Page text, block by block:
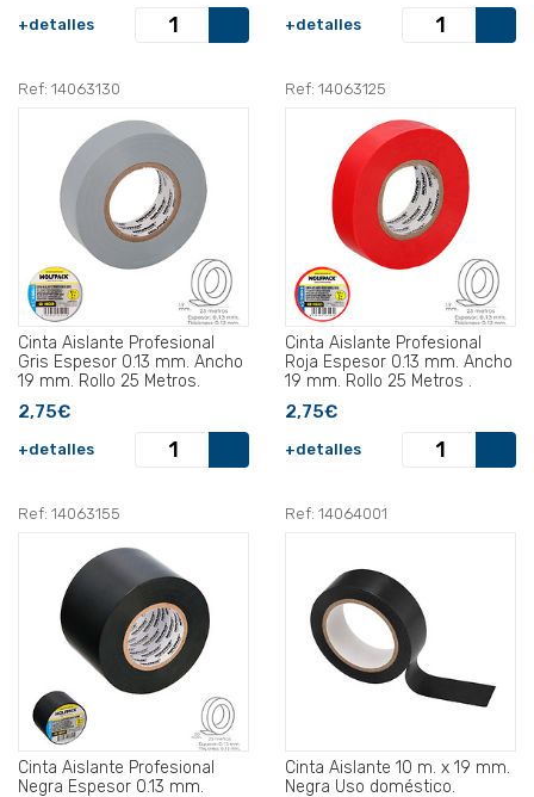
+detalles +detalles
Ref: 14063130
Cinta Aislante Profesional
Gris Espesor 0.13 mm. Ancho
19 mm. Rollo 25 Metros.
2,75€
+detalles
Ref: 14063125
Cinta Aislante Profesional
Roja Espesor 0.13 mm. Ancho
19 mm. Rollo 25 Metros .
2,75€
+detalles
Ref: 14063155
Cinta Aislante Profesional
Negra Espesor 0.13 mm.
Ref: 14064001
Cinta Aislante 10 m. x 19 mm.
Negra Uso doméstico.